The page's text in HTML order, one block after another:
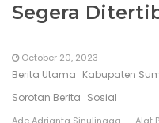
Segera
October 20, 2023
Berita Utama Kabupaten
Sorotan Berita Sosial